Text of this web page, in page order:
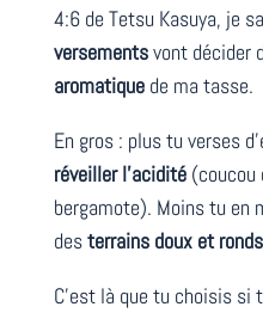
4:6 de Tetsu Kasuya, je
versementsvont décider
aromatiquede ma tasse.
En gros : plus tu verses
réveiller l’acidité(coucou
bergamote). Moins tu en
desterrains doux et ronds
C’est là que tu choisis si